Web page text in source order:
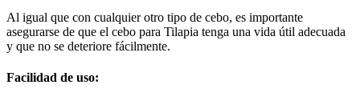
Al igual que con cualquier otro tipo de cebo, es importante
asegurarse de que el cebo para Tilapia tenga una vida útil adecuada
y que no se deteriore fácilmente.
Facilidad de uso: